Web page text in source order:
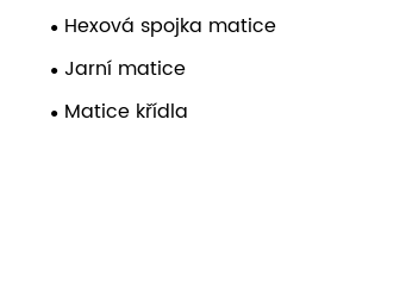
Hexová spojka matice
Jarní matice
Matice křídla